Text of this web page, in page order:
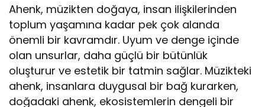
Ahenk, müzikten doğaya, insan ilişkilerinden
toplum yaşamına kadar pek çok alanda
önemli bir kavramdır. Uyum ve denge içinde
olan unsurlar, daha güçlü bir bütünlük
oluşturur ve estetik bir tatmin sağlar. Müzikteki
ahenk, insanlara duygusal bir bağ kurarken,
doğadaki ahenk, ekosistemlerin dengeli bir